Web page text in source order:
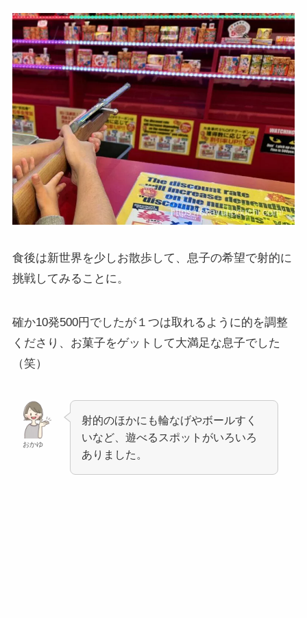
食後は新世界を少しお散歩して、息子の希望で射的に
挑戦してみることに。
確か10発500円でしたが１つは取れるように的を調整
くださり、お菓子をゲットして大満足な息子でした
（笑）
おかゆ
射的のほかにも輪なげやボールすく
いなど、遊べるスポットがいろいろ
ありました。